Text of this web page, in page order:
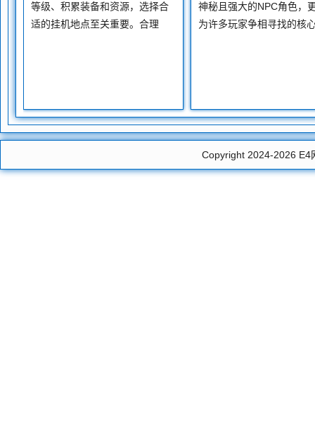
等级、积累装备和资源，选择合
适的挂机地点至关重要。合理
神秘且强大的NPC角色，
为许多玩家争相寻找的核
Copyright 2024-2026 E4